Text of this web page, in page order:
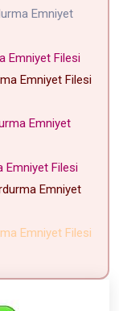
Emniyet
Emniyet Filesi
Emniyet Filesi
Emniyet
Emniyet Filesi
Emniyet
Emniyet Filesi